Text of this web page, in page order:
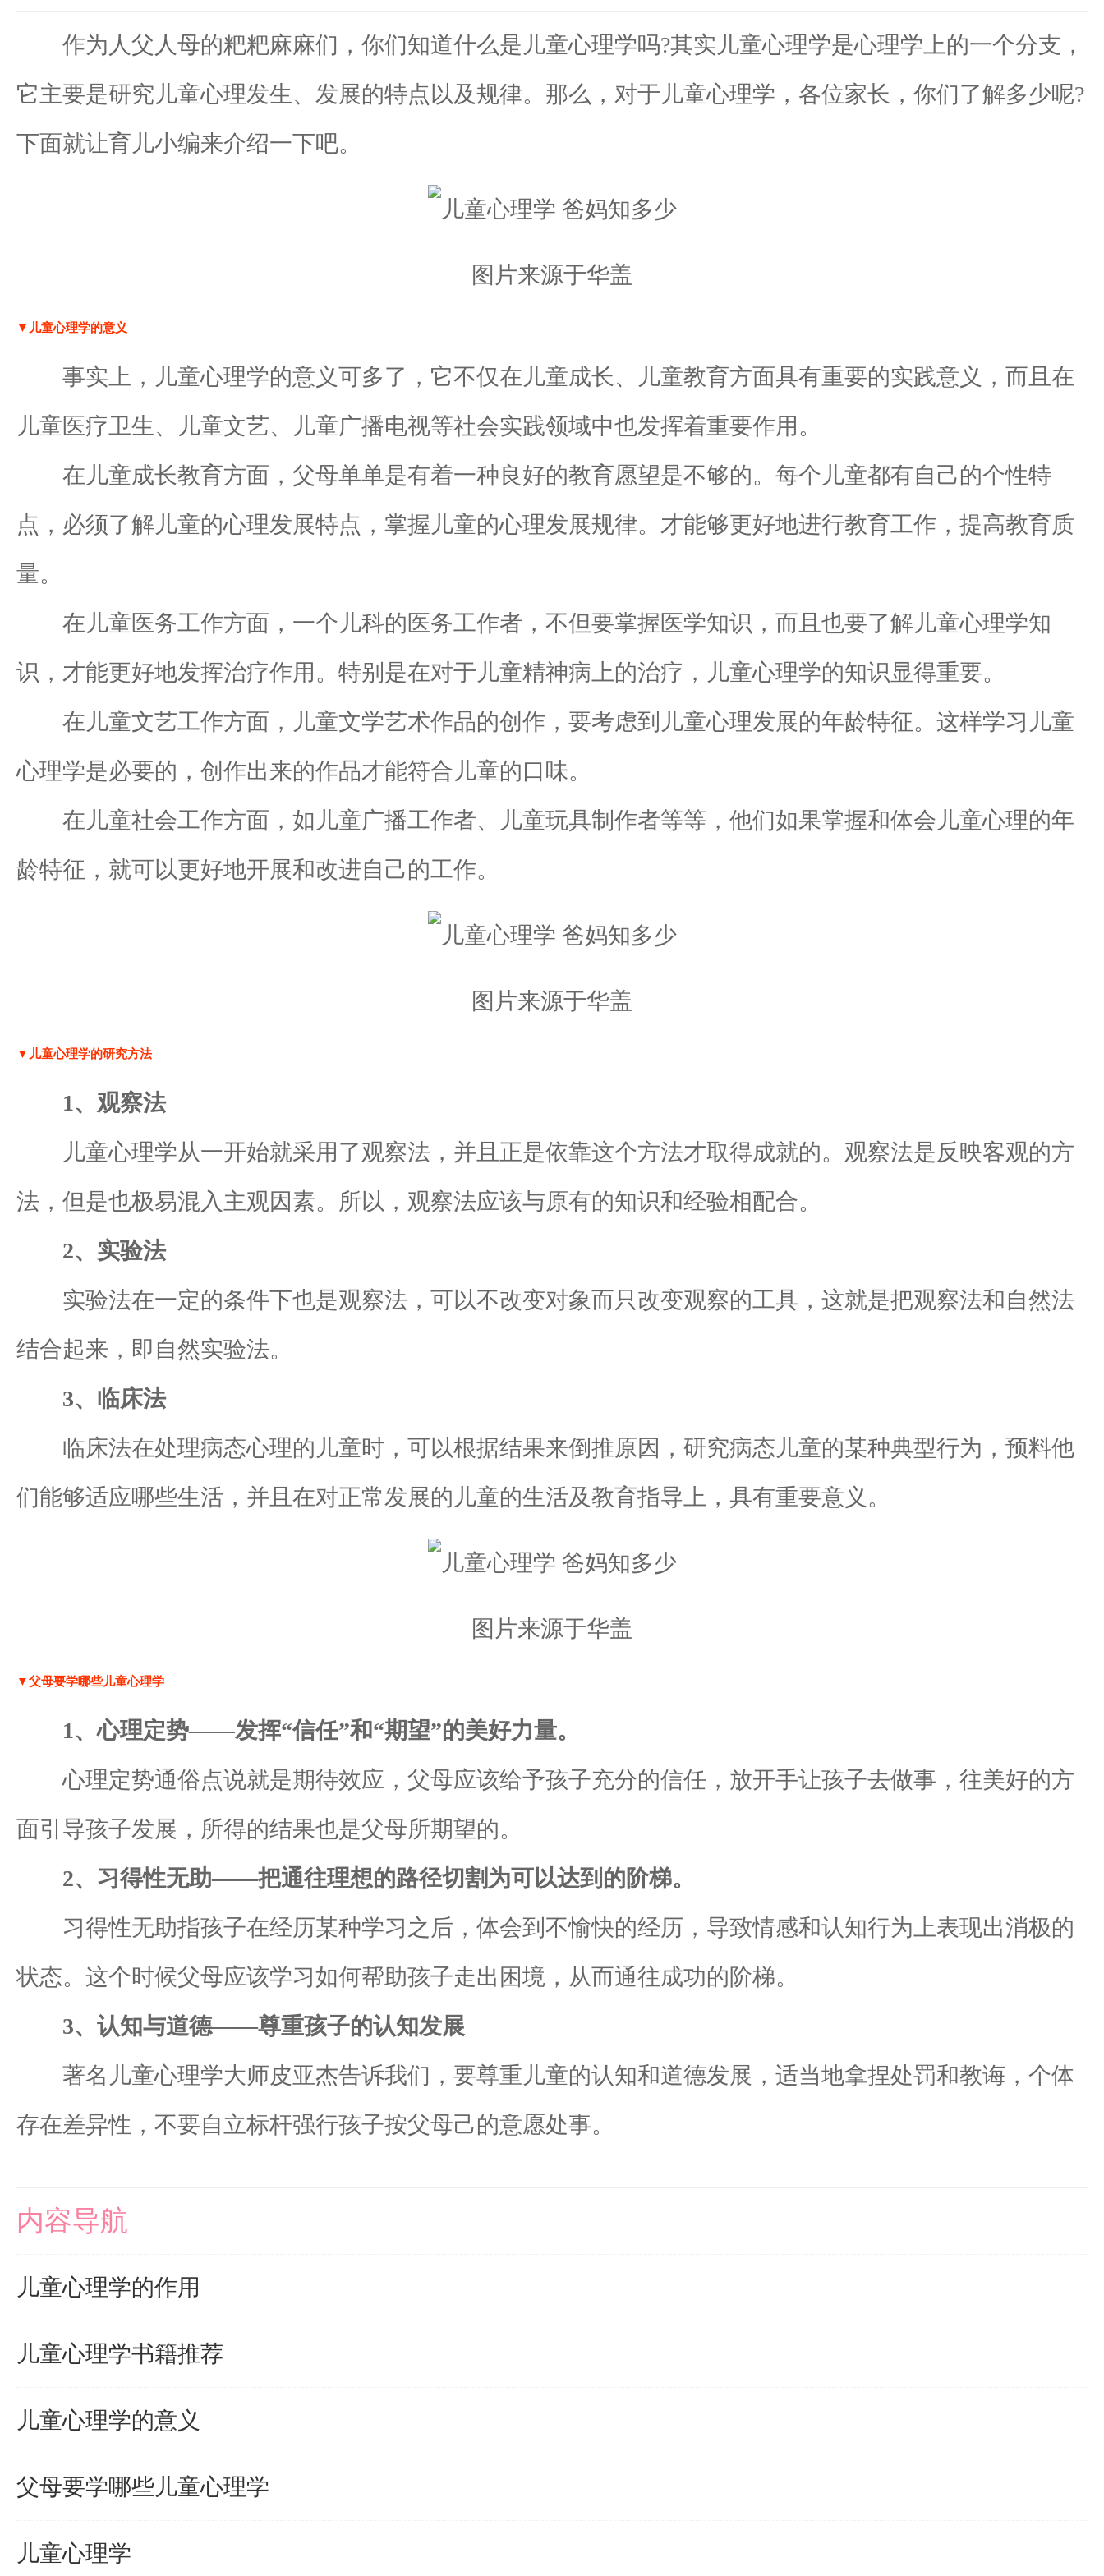
作为人父人母的粑粑麻麻们，你们知道什么是儿童心理学吗?其实儿童心理学是心理学上的一个分支，
它主要是研究儿童心理发生、发展的特点以及规律。那么，对于儿童心理学，各位家长，你们了解多少呢?
下面就让育儿小编来介绍一下吧。
图片来源于华盖
▼儿童心理学的意义
事实上，儿童心理学的意义可多了，它不仅在儿童成长、儿童教育方面具有重要的实践意义，而且在
儿童医疗卫生、儿童文艺、儿童广播电视等社会实践领域中也发挥着重要作用。
在儿童成长教育方面，父母单单是有着一种良好的教育愿望是不够的。每个儿童都有自己的个性特
点，必须了解儿童的心理发展特点，掌握儿童的心理发展规律。才能够更好地进行教育工作，提高教育质
量。
在儿童医务工作方面，一个儿科的医务工作者，不但要掌握医学知识，而且也要了解儿童心理学知
识，才能更好地发挥治疗作用。特别是在对于儿童精神病上的治疗，儿童心理学的知识显得重要。
在儿童文艺工作方面，儿童文学艺术作品的创作，要考虑到儿童心理发展的年龄特征。这样学习儿童
心理学是必要的，创作出来的作品才能符合儿童的口味。
在儿童社会工作方面，如儿童广播工作者、儿童玩具制作者等等，他们如果掌握和体会儿童心理的年
龄特征，就可以更好地开展和改进自己的工作。
图片来源于华盖
▼儿童心理学的研究方法
1、观察法
儿童心理学从一开始就采用了观察法，并且正是依靠这个方法才取得成就的。观察法是反映客观的方
法，但是也极易混入主观因素。所以，观察法应该与原有的知识和经验相配合。
2、实验法
实验法在一定的条件下也是观察法，可以不改变对象而只改变观察的工具，这就是把观察法和自然法
结合起来，即自然实验法。
3、临床法
临床法在处理病态心理的儿童时，可以根据结果来倒推原因，研究病态儿童的某种典型行为，预料他
们能够适应哪些生活，并且在对正常发展的儿童的生活及教育指导上，具有重要意义。
图片来源于华盖
▼父母要学哪些儿童心理学
1、心理定势——发挥“信任”和“期望”的美好力量。
心理定势通俗点说就是期待效应，父母应该给予孩子充分的信任，放开手让孩子去做事，往美好的方
面引导孩子发展，所得的结果也是父母所期望的。
2、习得性无助——把通往理想的路径切割为可以达到的阶梯。
习得性无助指孩子在经历某种学习之后，体会到不愉快的经历，导致情感和认知行为上表现出消极的
状态。这个时候父母应该学习如何帮助孩子走出困境，从而通往成功的阶梯。
3、认知与道德——尊重孩子的认知发展
著名儿童心理学大师皮亚杰告诉我们，要尊重儿童的认知和道德发展，适当地拿捏处罚和教诲，个体
存在差异性，不要自立标杆强行孩子按父母己的意愿处事。
内容导航
儿童心理学的作用
儿童心理学书籍推荐
儿童心理学的意义
父母要学哪些儿童心理学
儿童心理学